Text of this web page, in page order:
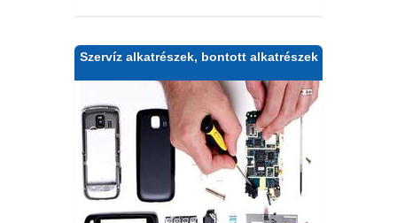
Szervíz alkatrészek, bontott alkatrészek